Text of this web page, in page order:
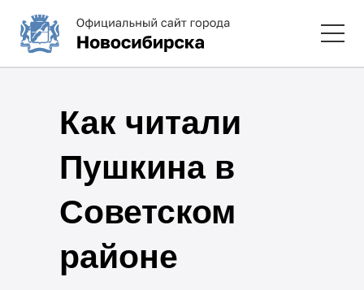
Как читали
Пушкина в
Советском
районе